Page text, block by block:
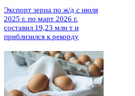
Экспорт зерна по ж/д с июля
2025 г. по март 2026 г.
составил 19,23 млн т и
приблизился к рекорду